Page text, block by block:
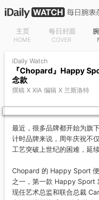
主页
HOME
每日封面
COVER
iDaily Watch
『Chopard』Happy
念款
撰稿 X XIA 编辑 X 兰斯洛特
最近，很多品牌都开始为旗
计时品牌来说，周年庆祝不
工艺突破上世纪的困难，延
Chopard 的 Happy Sport
之一，第一款 Happy Sport
现任艺术总监和联合总裁